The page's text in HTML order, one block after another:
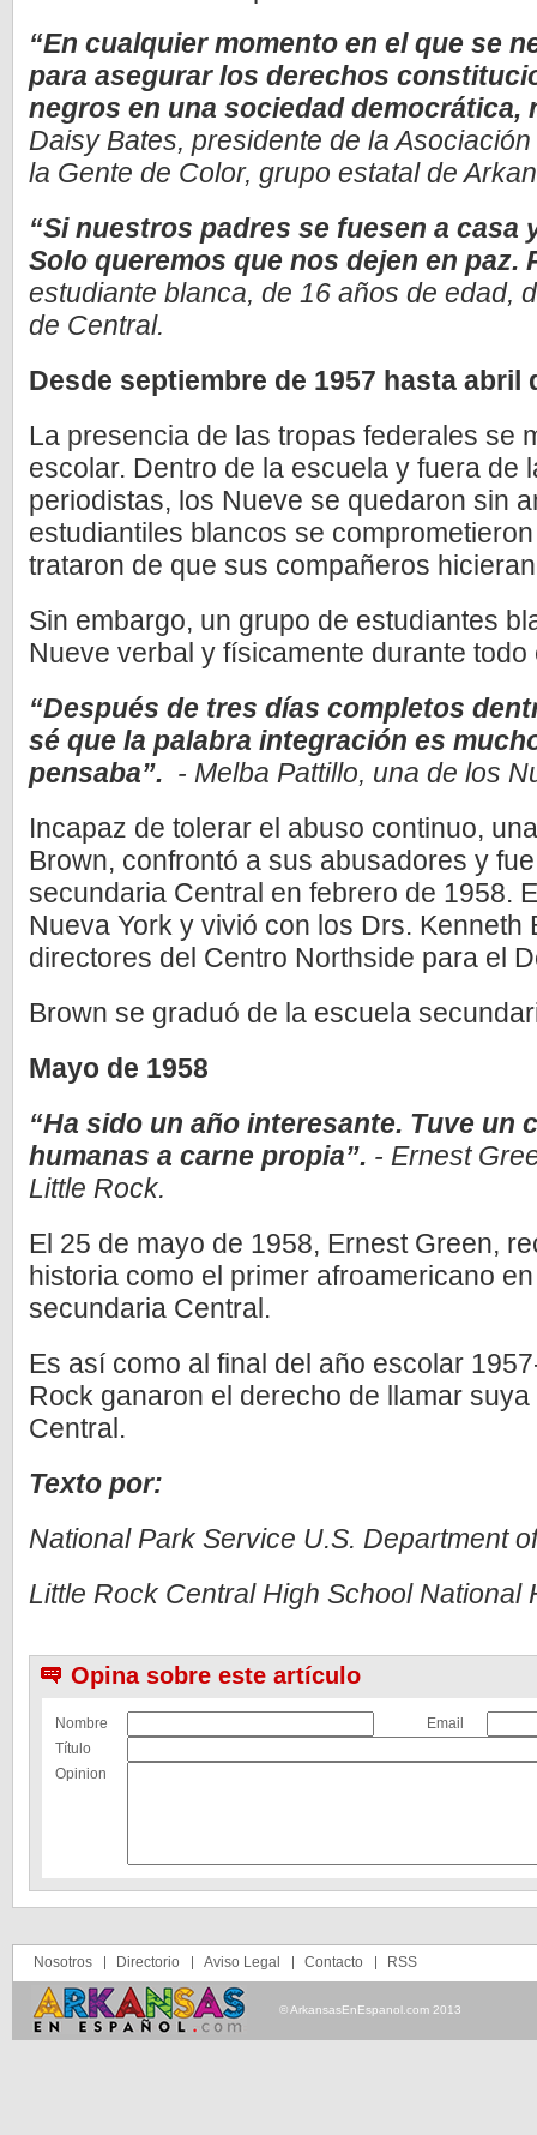
“En cualquier momento en el que se
para asegurar los derechos
negros en una sociedad democrática,
Daisy Bates, presidente de la
la Gente de Color, grupo estatal de
“Si nuestros padres se fuesen a casa
Solo queremos que nos dejen en paz.
estudiante blanca, de 16 años de edad,
de Central.
Desde septiembre de 1957 hasta abril
La presencia de las tropas federales se
escolar. Dentro de la escuela y fuera de
periodistas, los Nueve se quedaron sin
estudiantiles blancos se
trataron de que sus compañeros
Sin embargo, un grupo de estudiantes
Nueve verbal y físicamente durante todo
“Después de tres días completos
sé que la palabra integración es
pensaba”.
- Melba Pattillo, una de los
Incapaz de tolerar el abuso continuo,
Brown, confrontó a sus abusadores y
secundaria Central en febrero de 1958.
Nueva York y vivió con los Drs. Kenneth
directores del Centro Northside para el
Brown se graduó de la escuela
Mayo de 1958
“Ha sido un año interesante. Tuve un
humanas a carne propia”. ­- Ernest
Little Rock.
El 25 de mayo de 1958, Ernest Green,
historia como el primer afroamericano
secundaria Central.
Es así como al final del año escolar
Rock ganaron el derecho de llamar
Central.
Texto por:
National Park Service U.S. Department
Little Rock Central High School National
Opina sobre este artículo
Nombre
Email
Título
Opinion
Nosotros Directorio Aviso Legal Contacto RSS
© ArkansasEnEspanol.com 2013